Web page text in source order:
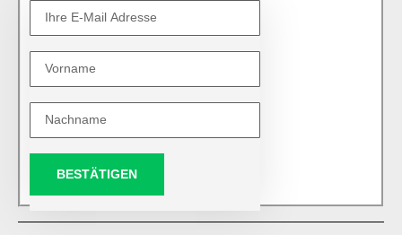
BESTÄTIGEN